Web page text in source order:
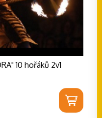
10 hořáků 2v1